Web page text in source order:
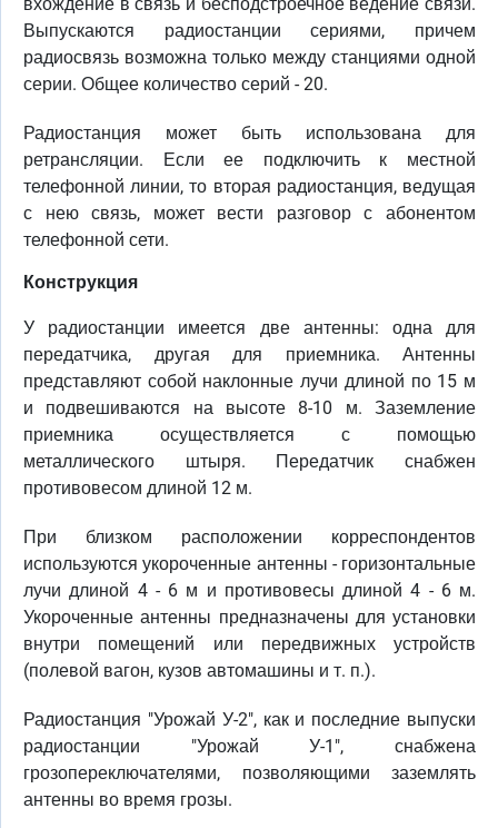
Выпускаются радиостанции сериями, причем
радиосвязь возможна только между станциями одной
серии. Общее количество серий - 20.
Радиостанция может быть использована для
ретрансляции. Если ее подключить к местной
телефонной линии, то вторая радиостанция, ведущая
с нею связь, может вести разговор с абонентом
телефонной сети.
Конструкция
У радиостанции имеется две антенны: одна для
передатчика, другая для приемника. Антенны
представляют собой наклонные лучи длиной по 15 м
и подвешиваются на высоте 8-10 м. Заземление
приемника осуществляется с помощью
металлического штыря. Передатчик снабжен
противовесом длиной 12 м.
При близком расположении корреспондентов
используются укороченные антенны - горизонтальные
лучи длиной 4 - 6 м и противовесы длиной 4 - 6 м.
Укороченные антенны предназначены для установки
внутри помещений или передвижных устройств
(полевой вагон, кузов автомашины и т. п.).
Радиостанция "Урожай У-2", как и последние выпуски
радиостанции "Урожай У-1", снабжена
грозопереключателями, позволяющими заземлять
антенны во время грозы.